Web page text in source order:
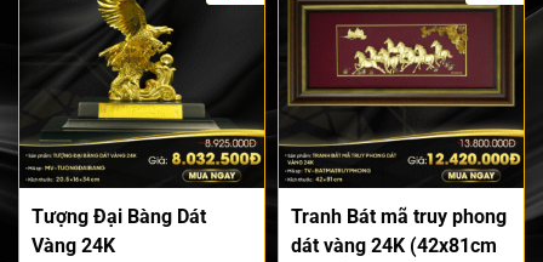
Tượng Đại Bàng Dát
Vàng 24K
Tranh Bát mã truy phong
dát vàng 24K (42x81cm